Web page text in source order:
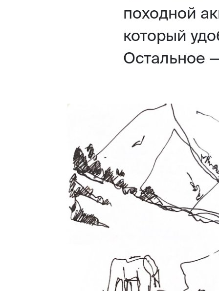
походной
который
Остальное